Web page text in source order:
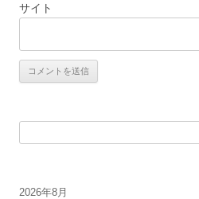
サイト
2026年8月